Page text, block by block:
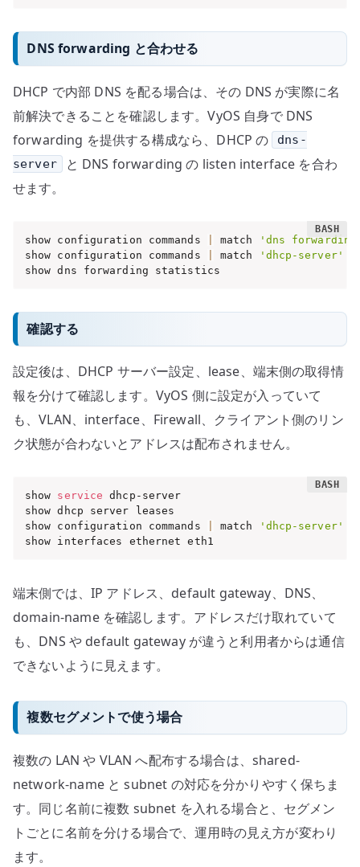
DNS forwarding と合わせる
DHCP で内部 DNS を配る場合は、その DNS が実際に名
前解決できることを確認します。VyOS 自身で DNS
forwarding を提供する構成なら、DHCP の
dns-
server
と DNS forwarding の listen interface を合わ
せます。
show configuration commands match
'dns
show configuration commands
match
'dhcp-server'
show dns forwarding statistics
確認する
設定後は、DHCP サーバー設定、lease、端末側の取得情
報を分けて確認します。VyOS 側に設定が入っていて
も、VLAN、interface、Firewall、クライアント側のリン
ク状態が合わないとアドレスは配布されません。
show service dhcp-server
show dhcp server leases
show configuration commands
match
'dhcp-server'
show interfaces ethernet eth1
端末側では、IP アドレス、default gateway、DNS、
domain-name を確認します。アドレスだけ取れていて
も、DNS や default gateway が違うと利用者からは通信
できないように見えます。
複数セグメントで使う場合
複数の LAN や VLAN へ配布する場合は、shared-
network-name と subnet の対応を分かりやすく保ちま
す。同じ名前に複数 subnet を入れる場合と、セグメン
トごとに名前を分ける場合で、運用時の見え方が変わり
ます。